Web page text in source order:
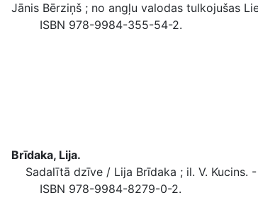
Jānis Bērziņš ; no angļu valodas tulkojušas
ISBN 978-9984-355-54-2.
Brīdaka, Lija.
Sadalītā dzīve / Lija Brīdaka ; il. V. Kucins.
ISBN 978-9984-8279-0-2.